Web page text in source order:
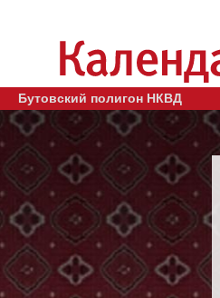
Бутовский полигон НКВД